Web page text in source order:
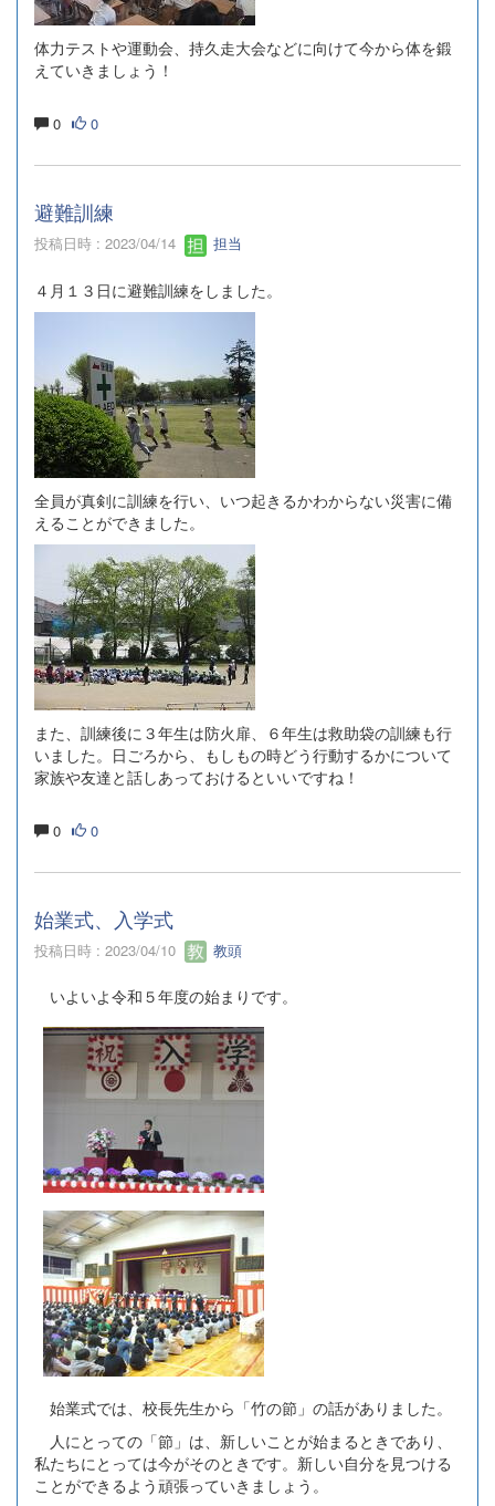
体力テストや運動会、持久走大会などに向けて今から体を鍛
えていきましょう！
0 0
避難訓練
投稿日時 : 2023/04/14 担当
４月１３日に避難訓練をしました。
全員が真剣に訓練を行い、いつ起きるかわからない災害に備
えることができました。
また、訓練後に３年生は防火扉、６年生は救助袋の訓練も行
いました。日ごろから、もしもの時どう行動するかについて
家族や友達と話しあっておけるといいですね！
0 0
始業式、入学式
投稿日時 : 2023/04/10 教頭
いよいよ令和５年度の始まりです。
始業式では、校長先生から「竹の節」の話がありました。
人にとっての「節」は、新しいことが始まるときであり、
私たちにとっては今がそのときです。新しい自分を見つける
ことができるよう頑張っていきましょう。